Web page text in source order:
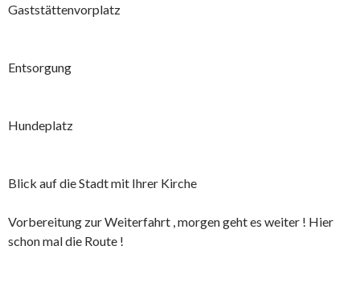
Gaststättenvorplatz
Entsorgung
Hundeplatz
Blick auf die Stadt mit Ihrer Kirche
Vorbereitung zur Weiterfahrt , morgen geht es weiter ! Hier
schon mal die Route !